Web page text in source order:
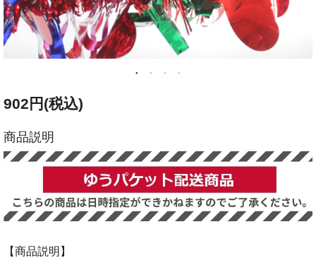
902円(税込)
商品説明
【商品説明】